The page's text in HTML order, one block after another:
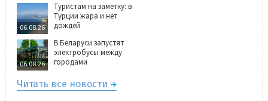
06.08.26
Туристам на заметку: в
Турции жара и нет
дождей
06.08.26
В Беларуси запустят
электробусы между
городами
Читать все новости